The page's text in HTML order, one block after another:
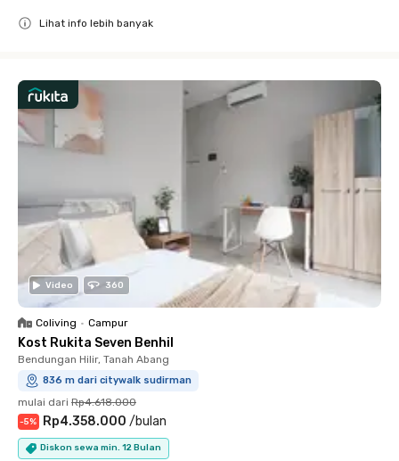
Lihat info lebih banyak
Video 360
Coliving • Campur
Kost Rukita Seven Benhil
Bendungan Hilir, Tanah Abang
836 m dari citywalk sudirman
mulai dari Rp4.618.000
-5% Rp4.358.000 /bulan
Diskon sewa min. 12 Bulan